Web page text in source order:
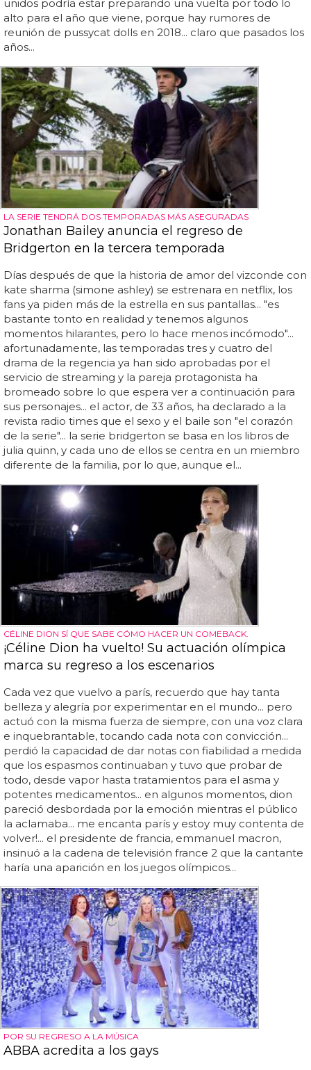
unidos podría estar preparando una vuelta por todo lo
alto para el año que viene, porque hay rumores de
reunión de pussycat dolls en 2018... claro que pasados los
años...
LA SERIE TENDRÁ DOS TEMPORADAS MÁS ASEGURADAS
Jonathan Bailey anuncia el regreso de
Bridgerton en la tercera temporada
Días después de que la historia de amor del vizconde con
kate sharma (simone ashley) se estrenara en netflix, los
fans ya piden más de la estrella en sus pantallas... "es
bastante tonto en realidad y tenemos algunos
momentos hilarantes, pero lo hace menos incómodo"...
afortunadamente, las temporadas tres y cuatro del
drama de la regencia ya han sido aprobadas por el
servicio de streaming y la pareja protagonista ha
bromeado sobre lo que espera ver a continuación para
sus personajes... el actor, de 33 años, ha declarado a la
revista radio times que el sexo y el baile son "el corazón
de la serie"... la serie bridgerton se basa en los libros de
julia quinn, y cada uno de ellos se centra en un miembro
diferente de la familia, por lo que, aunque el...
CÉLINE DION SÍ QUE SABE CÓMO HACER UN COMEBACK.
¡Céline Dion ha vuelto! Su actuación olímpica
marca su regreso a los escenarios
Cada vez que vuelvo a parís, recuerdo que hay tanta
belleza y alegría por experimentar en el mundo... pero
actuó con la misma fuerza de siempre, con una voz clara
e inquebrantable, tocando cada nota con convicción...
perdió la capacidad de dar notas con fiabilidad a medida
que los espasmos continuaban y tuvo que probar de
todo, desde vapor hasta tratamientos para el asma y
potentes medicamentos... en algunos momentos, dion
pareció desbordada por la emoción mientras el público
la aclamaba... me encanta parís y estoy muy contenta de
volver!... el presidente de francia, emmanuel macron,
insinuó a la cadena de televisión france 2 que la cantante
haría una aparición en los juegos olímpicos...
POR SU REGRESO A LA MÚSICA
ABBA acredita a los gays